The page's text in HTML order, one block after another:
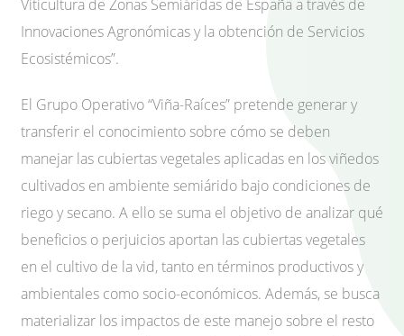
Viticultura de Zonas Semiáridas de España a través de
Innovaciones Agronómicas y la obtención de Servicios
Ecosistémicos”.
El Grupo Operativo “Viña-Raíces” pretende generar y
transferir el conocimiento sobre cómo se deben
manejar las cubiertas vegetales aplicadas en los viñedos
cultivados en ambiente semiárido bajo condiciones de
riego y secano. A ello se suma el objetivo de analizar qué
beneficios o perjuicios aportan las cubiertas vegetales
en el cultivo de la vid, tanto en términos productivos y
ambientales como socio-económicos. Además, se busca
materializar los impactos de este manejo sobre el resto